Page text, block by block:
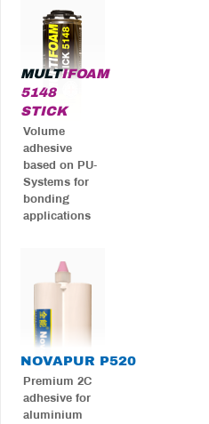
MULTIFOAM
5148
STICK
Volume
adhesive
based on PU-
Systems for
bonding
applications
NOVAPUR P520
Premium 2C
adhesive for
aluminium